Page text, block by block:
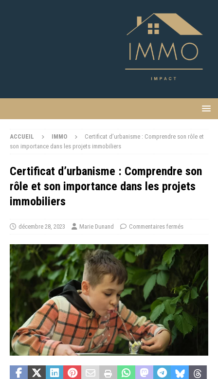
ACCUEIL IMMO
Certificat d’urbanisme : Comprendre son rôle et
son importance dans les projets immobiliers
Certificat d’urbanisme : Comprendre son
rôle et son importance dans les projets
immobiliers
décembre 28, 2023 Marie Dunand Commentaires fermés